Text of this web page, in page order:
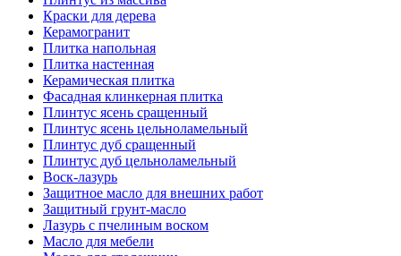
Краски для дерева
Керамогранит
Плитка напольная
Плитка настенная
Керамическая плитка
Фасадная клинкерная плитка
Плинтус ясень сращенный
Плинтус ясень цельноламельный
Плинтус дуб сращенный
Плинтус дуб цельноламельный
Воск-лазурь
Защитное масло для внешних работ
Защитный грунт-масло
Лазурь с пчелиным воском
Масло для мебели